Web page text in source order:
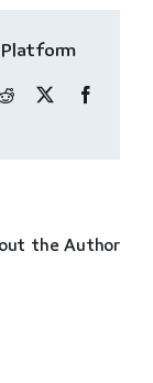
Facebook
X
the Author: